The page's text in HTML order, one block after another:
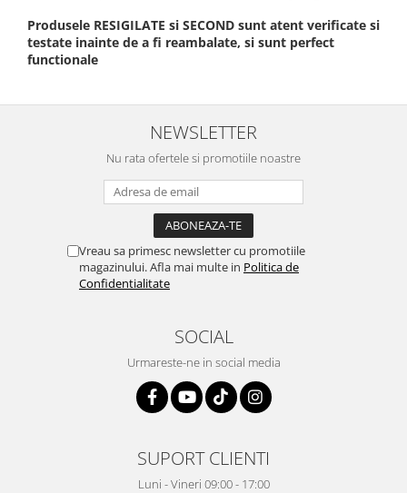
Produsele RESIGILATE si SECOND sunt atent verificate si
testate inainte de a fi reambalate, si sunt perfect
functionale
NEWSLETTER
Nu rata ofertele si promotiile noastre
Vreau sa primesc newsletter cu promotiile
magazinului. Afla mai multe in Politica de
Confidentialitate
SOCIAL
Urmareste-ne in social media
SUPORT CLIENTI
Luni - Vineri 09:00 - 17:00